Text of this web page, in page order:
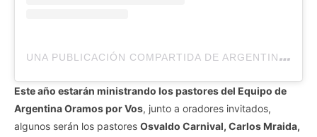
U
NA PUBLICACIÓN COMPARTIDA DE ARGENTINA ORAMOS POR VOS (@ARGENTINAORAMOSPORVOS)
Este año estarán ministrando los pastores del Equipo de
Argentina Oramos por Vos, junto a oradores invitados,
algunos serán los pastores Osvaldo Carnival, Carlos Mraida,